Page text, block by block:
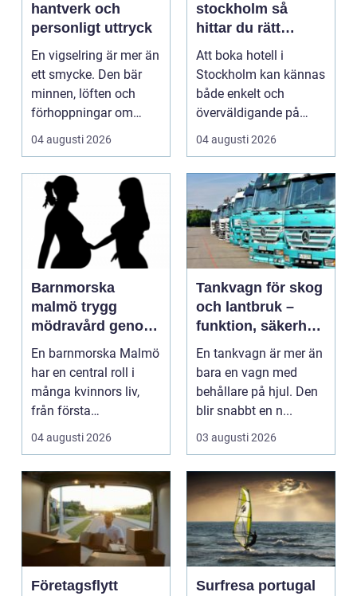
hantverk och
personligt uttryck
En vigselring är mer än
ett smycke. Den bär
minnen, löften och
förhoppningar om
framtiden. Formen är...
04 augusti 2026
stockholm så
hittar du rätt
boende för din
vistelse
Att boka hotell i
Stockholm kan kännas
både enkelt och
överväldigande på
samma gång. Utbudet
är stor...
04 augusti 2026
Barnmorska
malmö trygg
mödravård genom
hela livet
En barnmorska Malmö
har en central roll i
många kvinnors liv,
från första
preventivmedelsrådgiv
ninge...
04 augusti 2026
Tankvagn för skog
och lantbruk –
funktion, säkerhet
och smarta val
En tankvagn är mer än
bara en vagn med
behållare på hjul. Den
blir snabbt en n...
03 augusti 2026
Företagsflytt
Surfresa portugal